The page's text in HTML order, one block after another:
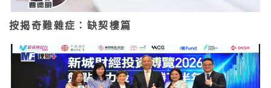
按揭奇難雜症：缺契樓篇